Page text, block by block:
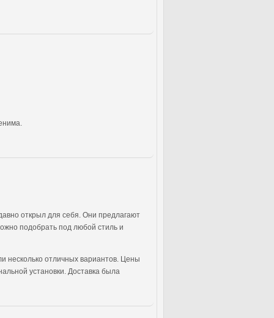
открыл для себя. Они предлагают
подобрать под любой стиль и
несколько отличных вариантов. Цены
установки. Доставка была